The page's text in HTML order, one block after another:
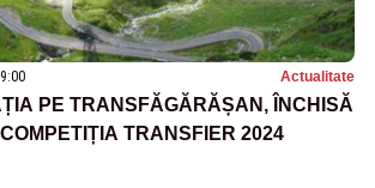
Actualitate
PE TRANSFĂGĂRĂȘAN, ÎNCHISĂ
TRANSFIER 2024